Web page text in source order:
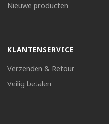
Nieuwe producten
KLANTENSERVICE
Verzenden & Retour
Veilig betalen